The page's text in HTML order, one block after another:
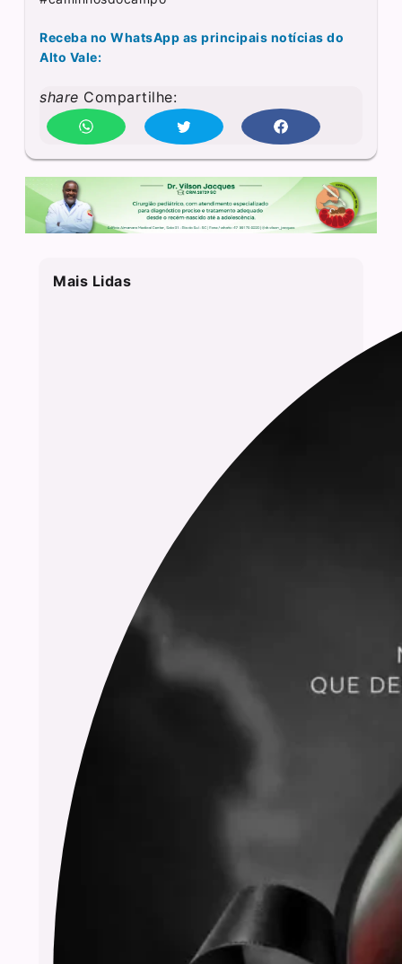
Receba no WhatsApp as principais notícias do
Alto Vale:
share Compartilhe:
Mais Lidas